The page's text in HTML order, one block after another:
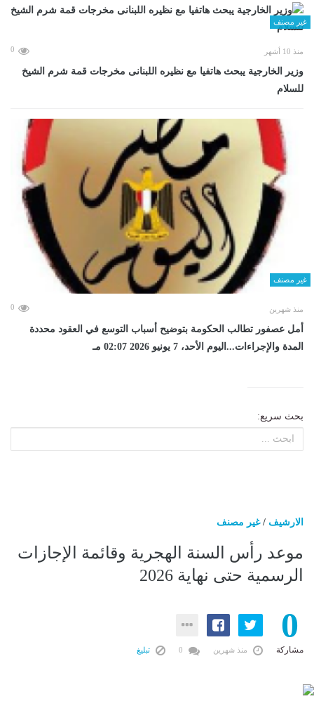
غير مصنف
منذ 10 أشهر 0
وزير الخارجية يبحث هاتفيا مع نظيره اللبنانى مخرجات قمة شرم الشيخ
للسلام
غير مصنف
منذ شهرين 0
أمل عصفور تطالب الحكومة بتوضيح أسباب التوسع في العقود محددة
المدة والإجراءات...اليوم الأحد، 7 يونيو 2026 02:07 مـ
بحث سريع:
الارشيف /غير مصنف
موعد رأس السنة الهجرية وقائمة الإجازات
الرسمية حتى نهاية 2026
0
مشاركة منذ شهرين تبليغ